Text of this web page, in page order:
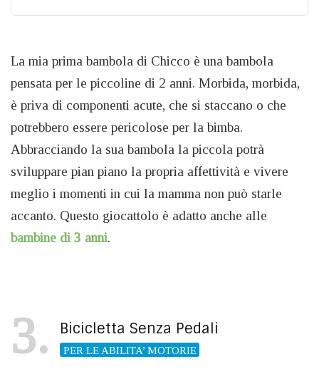
La mia prima bambola di Chicco è una bambola
pensata per le piccoline di 2 anni. Morbida, morbida,
è priva di componenti acute, che si staccano o che
potrebbero essere pericolose per la bimba.
Abbracciando la sua bambola la piccola potrà
sviluppare pian piano la propria affettività e vivere
meglio i momenti in cui la mamma non può starle
accanto. Questo giocattolo è adatto anche alle
bambine di 3 anni.
3 Bicicletta Senza Pedali
PER LE ABILITA’ MOTORIE